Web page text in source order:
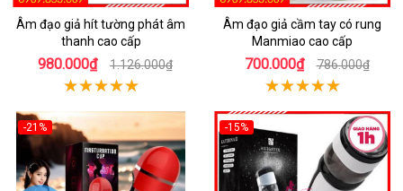
Âm đạo giả hít tường phát âm
thanh cao cấp
980.000₫ 1.126.000₫
Âm đạo giả cầm tay có rung
Manmiao cao cấp
700.000₫ 786.000₫
-21% -15%